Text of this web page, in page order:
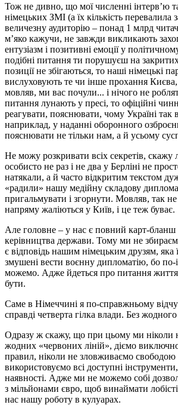
Тож не дивно, що мої численні інтерв’ю
німецьких ЗМІ (а їх кількість
величезну аудиторію – понад 1 млрд
м’яко кажучи, не завжди викликають
ентузіазм і позитивні емоції у
подібні питання ти порушуєш на закритих
позиції не збігаються, то наші німецькі
вислуховують те чи інше прохання
мовляв, ми вас почули... і нічого не
питання лунають у пресі, то офіційні
реагувати, пояснювати, чому Україні так
наприклад, у наданні оборонного
пояснювати не тільки нам, а й усьому
Не можу розкривати всіх секретів,
особисто не раз і не два у Берліні не
натякали, а й часто відкритим текстом
«радили» нашу медійну складову
пригальмувати і згорнути. Мовляв, так не
напряму жаліються у Київ, і це теж буває.
Але головне – у нас є повний карт-бланш
керівництва держави. Тому ми не
є відповідь нашим німецьким друзям, яка
змушені вести воєнну дипломатію, бо
можемо. Адже йдеться про питання життя
бути.
Саме в Німеччині я по-справжньому
справді четверта гілка влади. Без
Одразу ж скажу, що при цьому ми ніколи
жодних «червоних ліній», діємо
правил, ніколи не зловживаємо свободою
використовуємо всі доступні
наявності. Адже ми не можемо собі
з мільйонами євро, щоб винаймати
нас нашу роботу в кулуарах.